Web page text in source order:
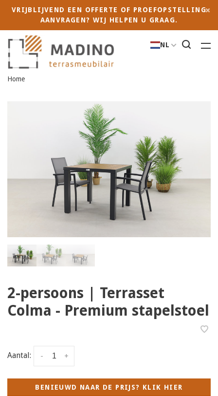
VRIJBLIJVEND EEN OFFERTE OF PROEFOPSTELLING
AANVRAGEN? WIJ HELPEN U GRAAG.
NL
Home
2-persoons | Terrasset
Colma - Premium stapelstoel
Aantal: +
-
BENIEUWD NAAR DE PRIJS? KLIK HIER